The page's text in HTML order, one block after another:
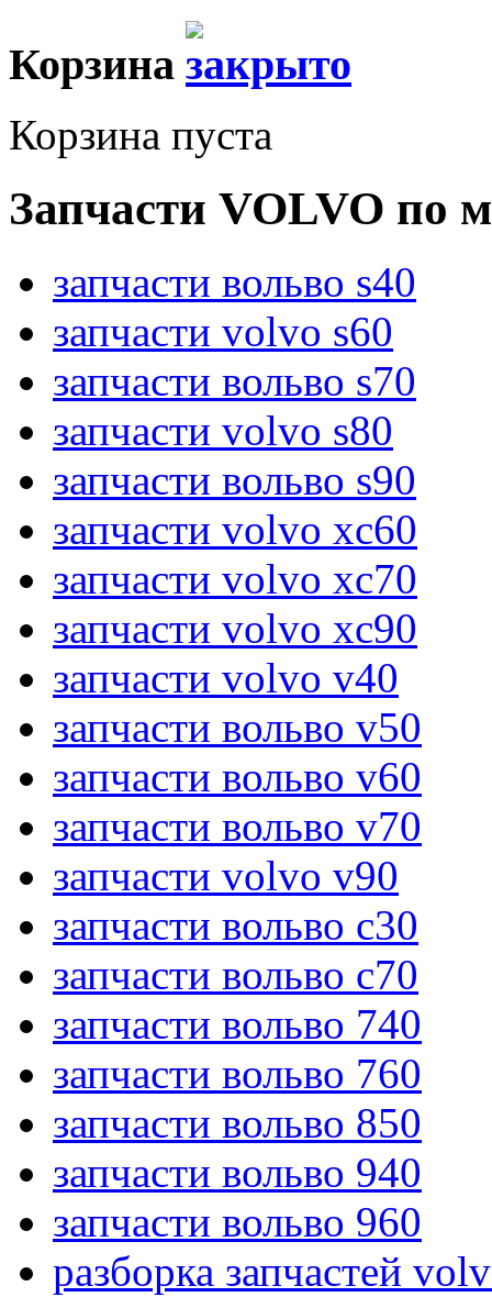
Корзина
Корзина пуста
Запчасти VOLVO по
запчасти вольво s40
запчасти volvo s60
запчасти вольво s70
запчасти volvo s80
запчасти вольво s90
запчасти volvo xc60
запчасти volvo xc70
запчасти volvo xc90
запчасти volvo v40
запчасти вольво v50
запчасти вольво v60
запчасти вольво v70
запчасти volvo v90
запчасти вольво c30
запчасти вольво c70
запчасти вольво 740
запчасти вольво 760
запчасти вольво 850
запчасти вольво 940
запчасти вольво 960
разборка запчастей